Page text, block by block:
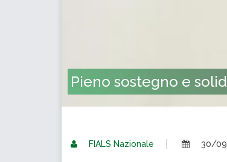
Pieno sostegno e
FIALS Nazionale 30/